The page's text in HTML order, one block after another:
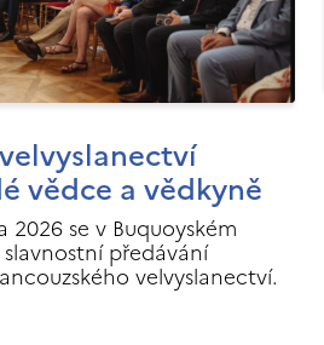
vědce a vědkyně
se v Buquoyském
předávání
velvyslanectví.